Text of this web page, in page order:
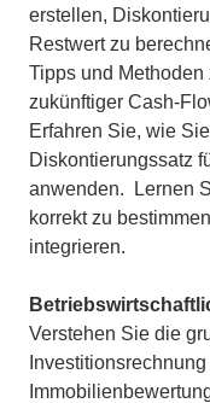
erstellen,
Restwert zu
Tipps und
zukünftiger Cash-
Erfahren Sie, wie
Diskontierungssatz
anwenden.
Lernen
korrekt zu
integrieren.
Verstehen Sie die